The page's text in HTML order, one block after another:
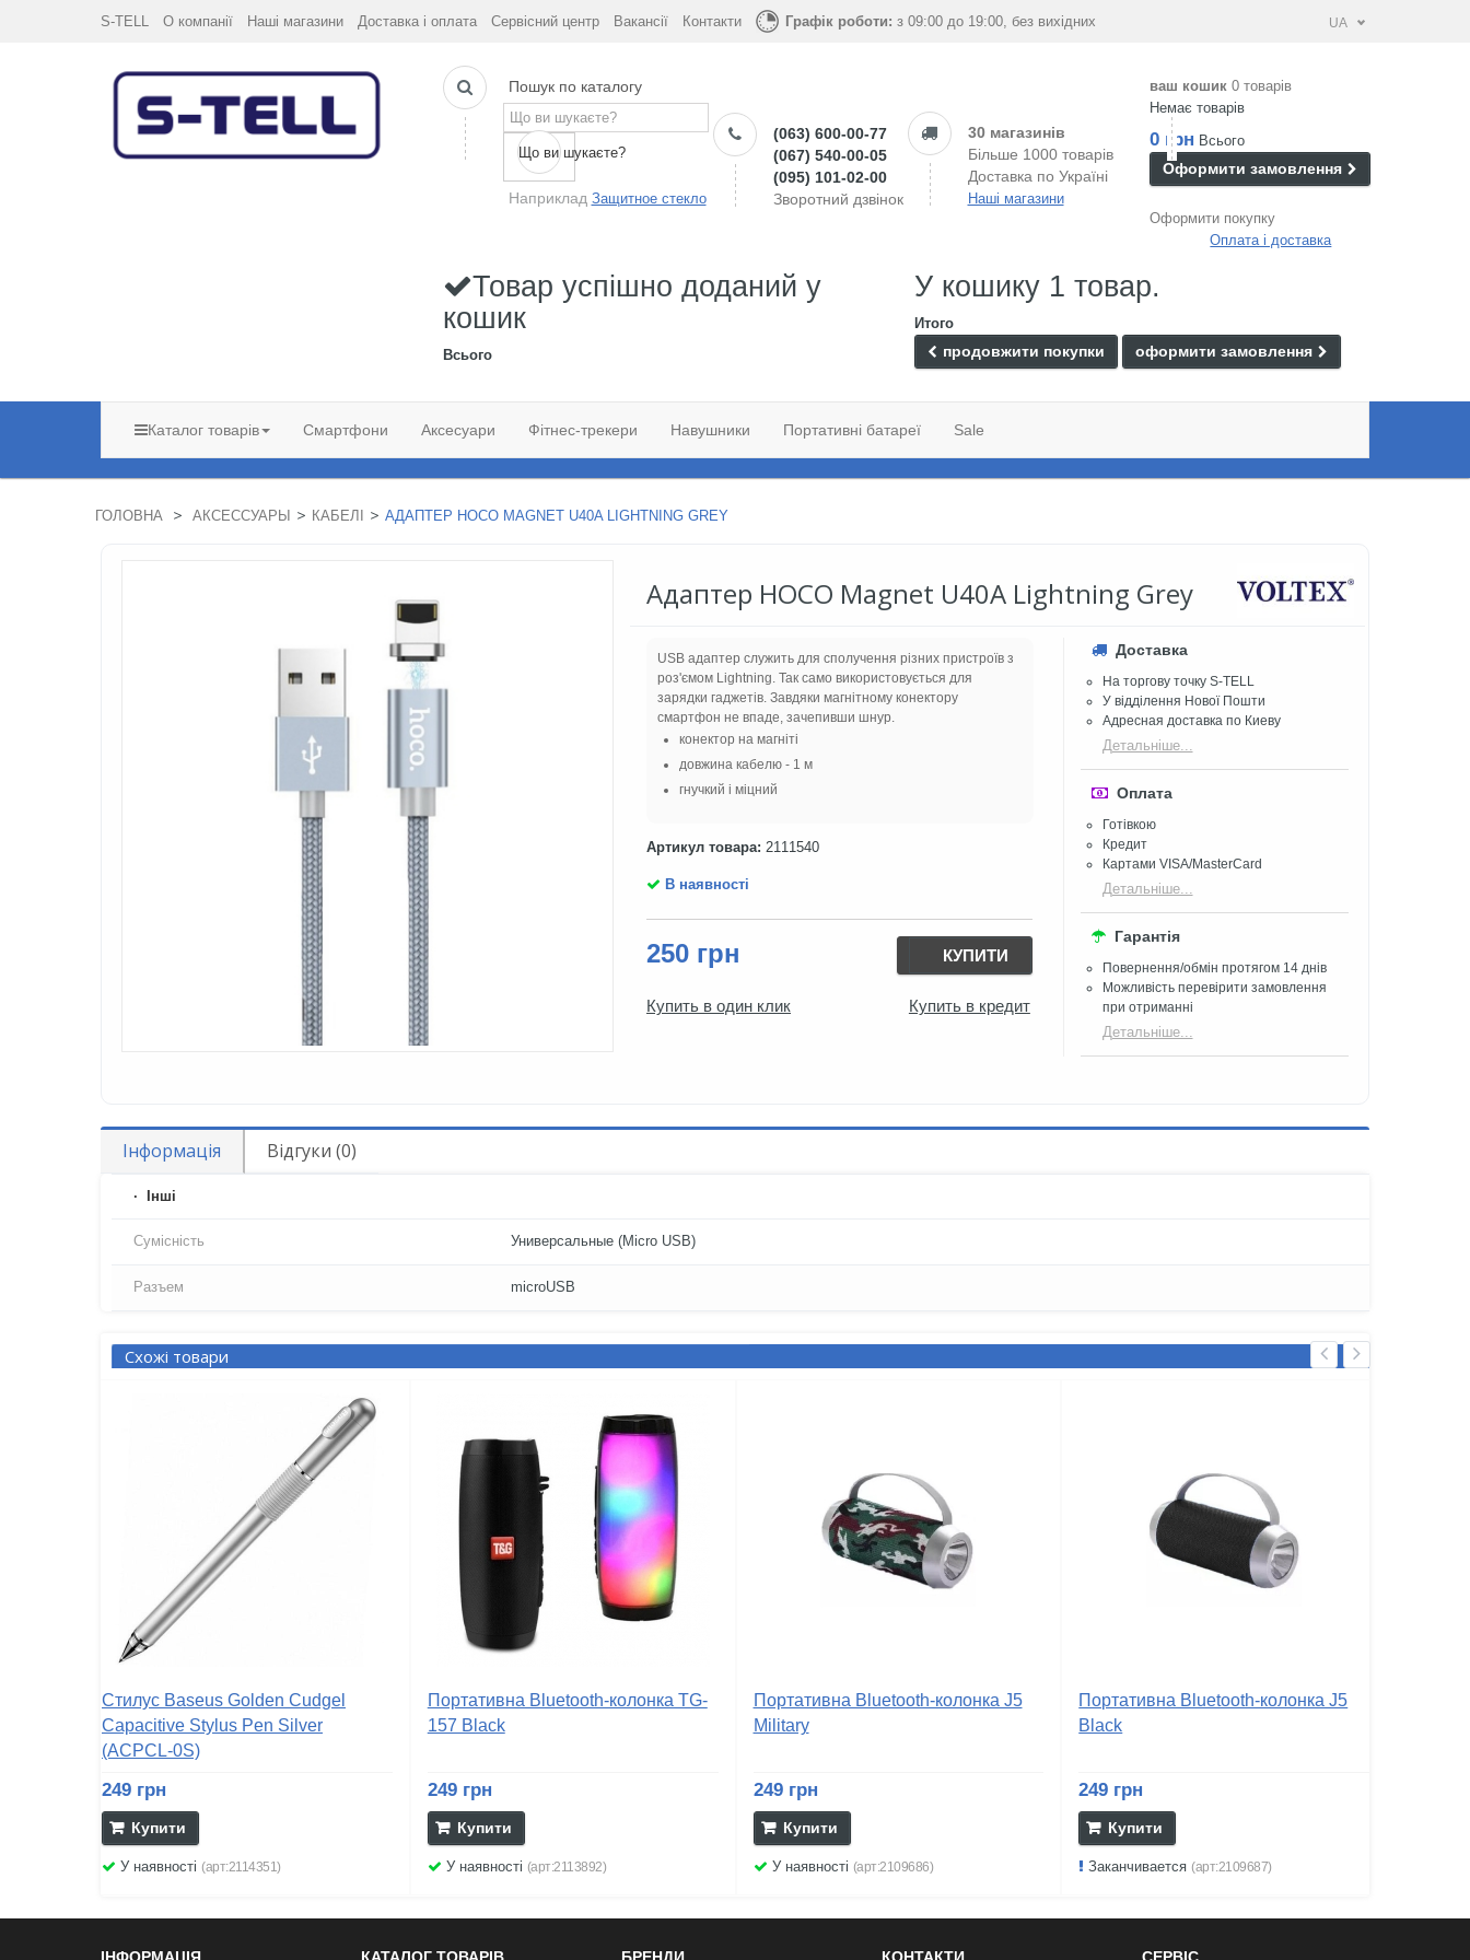
S-TELL О компанії Наші магазини Доставка і оплата Сервісний центр Вакансії Контакти Графік роботи: з 09:00 до 19:00, без вихідних UA
Пошук по каталогу
Що ви шукаєте?
Наприклад Защитное стекло
(063) 600-00-77
(067) 540-00-05
(095) 101-02-00
Зворотний дзвінок
30 магазинів
Більше 1000 товарів
Доставка по Україні
Наші магазини
ваш кошик 0 товарів
Немає товарів
0 грн Всього
Оформити замовлення
Оформити покупку
Оплата і доставка
Товар успішно доданий у
кошик
Всього
У кошику 1 товар.
Итого
продовжити покупки оформити замовлення
Каталог товарів Смартфони Аксесуари Фітнес-трекери Навушники Портативні батареї Sale
ГОЛОВНА > АКСЕССУАРЫ > КАБЕЛІ > АДАПТЕР HOCO MAGNET U40A LIGHTNING GREY
Адаптер HOCO Magnet U40A Lightning Grey
USB адаптер служить для сполучення різних пристроїв з
роз'ємом Lightning. Так само використовується для
зарядки гаджетів. Завдяки магнітному конектору
смартфон не впаде, зачепивши шнур.
конектор на магніті
довжина кабелю - 1 м
гнучкий і міцний
Артикул товара: 2111540
В наявності
250 грн КУПИТИ
Купить в один клик Купить в кредит
Доставка
На торгову точку S-TELL
У відділення Нової Пошти
Адресная доставка по Киеву
Детальніше...
Оплата
Готівкою
Кредит
Картами VISA/MasterCard
Детальніше...
Гарантія
Повернення/обмін протягом 14 днів
Можливість перевірити замовлення
при отриманні
Детальніше...
Інформація Відгуки (0)
Iнші
Сумісність Универсальные (Micro USB)
Разъем microUSB
Схожі товари
Стилус Baseus Golden Cudgel
Capacitive Stylus Pen Silver
(ACPCL-0S)
249 грн
Купити
У наявності (арт:2114351)
Портативна Bluetooth-колонка TG-
157 Black
249 грн
Купити
У наявності (арт:2113892)
Портативна Bluetooth-колонка J5
Military
249 грн
Купити
У наявності (арт:2109686)
Портативна Bluetooth-колонка J5
Black
249 грн
Купити
Заканчивается(арт:2109687)